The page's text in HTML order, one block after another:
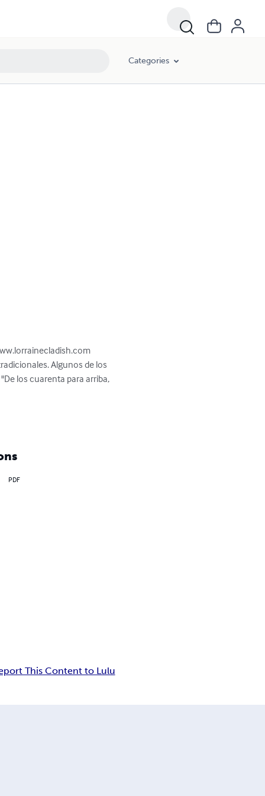
Categories
Algunos de los
los cuarenta para arriba,
PDF
This Content to Lulu